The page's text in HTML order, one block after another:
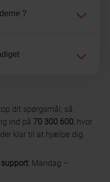
?
dit spørgsmål, så
ind på 70 300 600, hvor
klar til at hjælpe dig.
: Mandag –